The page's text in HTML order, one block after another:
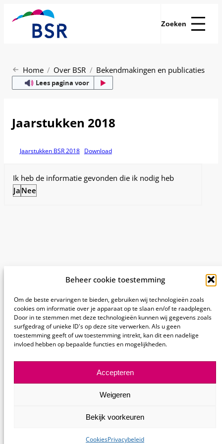
Beheer cookie toestemming
Om de beste ervaringen te bieden, gebruiken wij technologieën zoals
cookies om informatie over je apparaat op te slaan en/of te raadplegen.
Door in te stemmen met deze technologieën kunnen wij gegevens zoals
surfgedrag of unieke ID's op deze site verwerken. Als u geen
toestemming geeft of uw toestemming intrekt, kan dit een nadelige
invloed hebben op bepaalde functies en mogelijkheden.
Accepteren
Weigeren
Bekijk voorkeuren
CookiesPrivacybeleid
Zoeken
Home Over BSR Bekendmakingen en publicaties
Lees pagina voor
Jaarstukken 2018
Jaarstukken BSR 2018 Download
Sectie
Ik heb de informatie gevonden die ik nodig heb
Ja Nee